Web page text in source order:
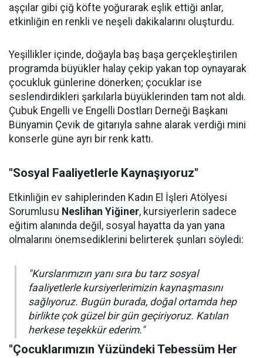
aşçılar gibi çiğ köfte yoğurarak eşlik ettiği anlar,
etkinliğin en renkli ve neşeli dakikalarını oluşturdu.
Yeşillikler içinde, doğayla baş başa gerçekleştirilen
programda büyükler halay çekip yakan top oynayarak
çocukluk günlerine dönerken; çocuklar ise
seslendirdikleri şarkılarla büyüklerinden tam not aldı.
Çubuk Engelli ve Engelli Dostları Derneği Başkanı
Bünyamin Çevik de gitarıyla sahne alarak verdiği mini
konserle güne ayrı bir renk kattı.
"Sosyal Faaliyetlerle Kaynaşıyoruz"
Etkinliğin ev sahiplerinden Kadın El İşleri Atölyesi
Sorumlusu Neslihan Yiğiner, kursiyerlerin sadece
eğitim alanında değil, sosyal hayatta da yan yana
olmalarını önemsediklerini belirterek şunları söyledi:
"Kurslarımızın yanı sıra bu tarz sosyal
faaliyetlerle kursiyerlerimizin kaynaşmasını
sağlıyoruz. Bugün burada, doğal ortamda hep
birlikte çok güzel bir gün geçiriyoruz. Katılan
herkese teşekkür ederim."
"Çocuklarımızın Yüzündeki Tebessüm Her